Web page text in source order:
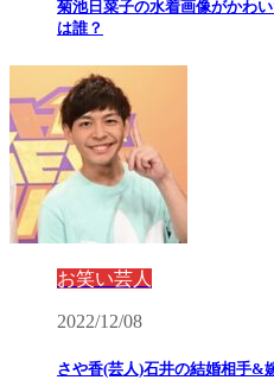
菊池日菜子の水着画像がかわ
は誰？
お笑い芸人
2022/12/08
さや香(芸人)石井の結婚相手&